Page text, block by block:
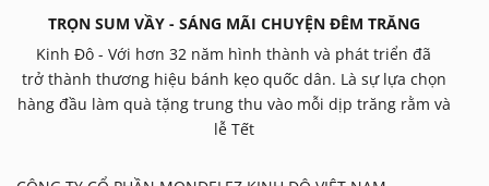
TRỌN SUM VẦY - SÁNG MÃI CHUYỆN ĐÊM TRĂNG
Kinh Đô - Với hơn 32 năm hình thành và phát triển đã
trở thành thương hiệu bánh kẹo quốc dân. Là sự lựa chọn
hàng đầu làm quà tặng trung thu vào mỗi dịp trăng rằm và
lễ Tết